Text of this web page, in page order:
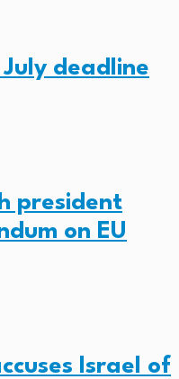
July deadline
president
on EU
Israel of